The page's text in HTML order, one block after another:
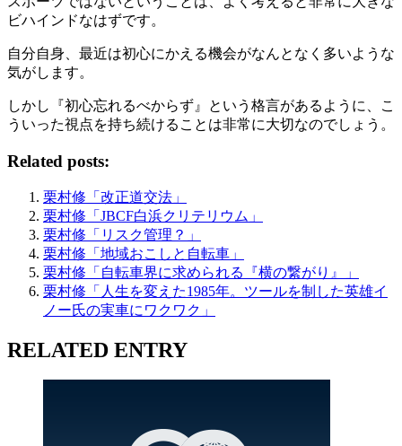
ビハインドなはずです。
自分自身、最近は初心にかえる機会がなんとなく多いような
気がします。
しかし『初心忘れるべからず』という格言があるように、こ
ういった視点を持ち続けることは非常に大切なのでしょう。
Related posts:
栗村修「改正道交法」
栗村修「JBCF白浜クリテリウム」
栗村修「リスク管理？」
栗村修「地域おこしと自転車」
栗村修「自転車界に求められる『横の繋がり』」
栗村修「人生を変えた1985年。ツールを制した英雄イ
ノー氏の実車にワクワク」
RELATED ENTRY